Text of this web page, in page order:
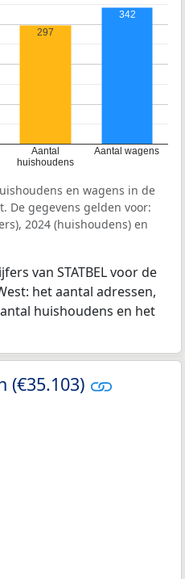
Aantal
huishoudens
Aantal wagens
297
342
en wagens in de
De gegevens gelden voor:
2024 (huishoudens) en
van STATBEL voor de
het aantal adressen,
huishoudens en het
(€35.103)